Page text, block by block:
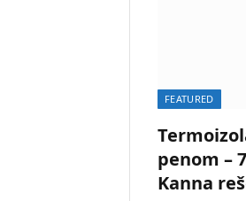
FEATURED
penom –
Kanna